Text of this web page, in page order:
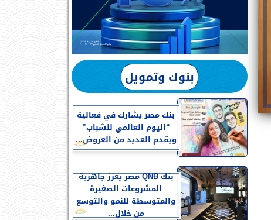
بنوك وتمويل
بنك مصر يشارك في فعالية
“اليوم العالمي للشباب”
ويقدم العديد من العروض...
بنك QNB مصر يعزز جاهزية
المشروعات الصغيرة
والمتوسطة للنمو والتوسع
من خلال...